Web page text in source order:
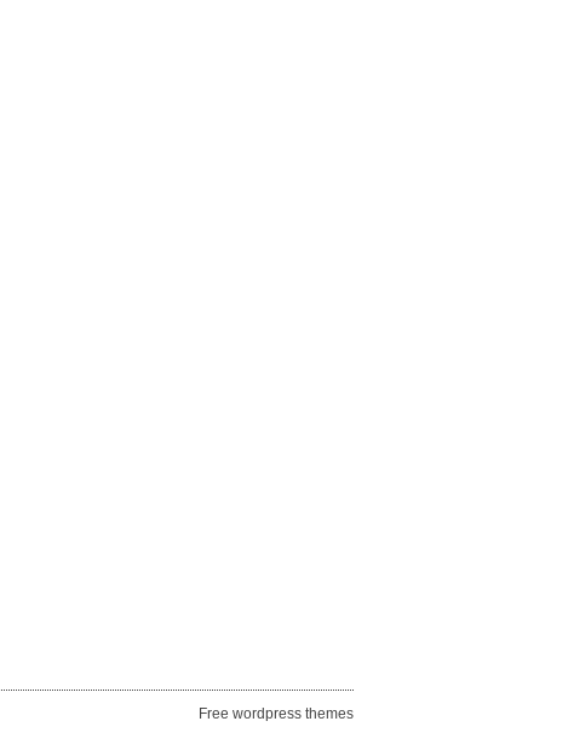
Free wordpress themes